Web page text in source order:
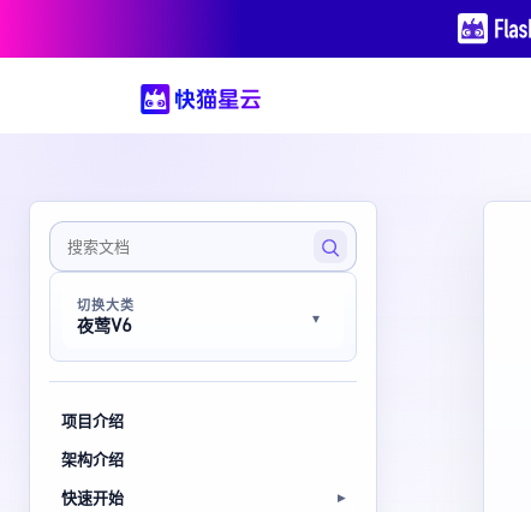
切换大类
夜莺V6
项目介绍
架构介绍
快速开始